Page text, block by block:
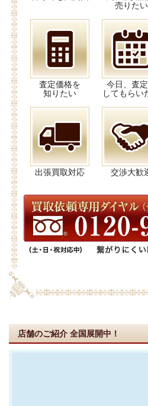
売りたい
査定価格を
知りたい
今日、査
してもらい
出張買取対応 交渉大歓
店舗のご紹介 全国展開中！